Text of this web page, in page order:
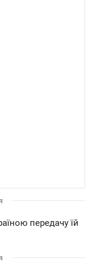
передачу їй